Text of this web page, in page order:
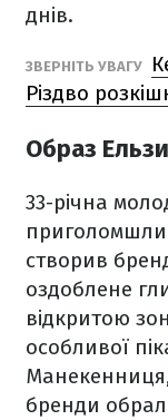
днів.
ЗВЕРНІТЬ УВАГУ
Різдво
Образ
33-річна
створив
оздоблене
відкритою
особливої
бренди